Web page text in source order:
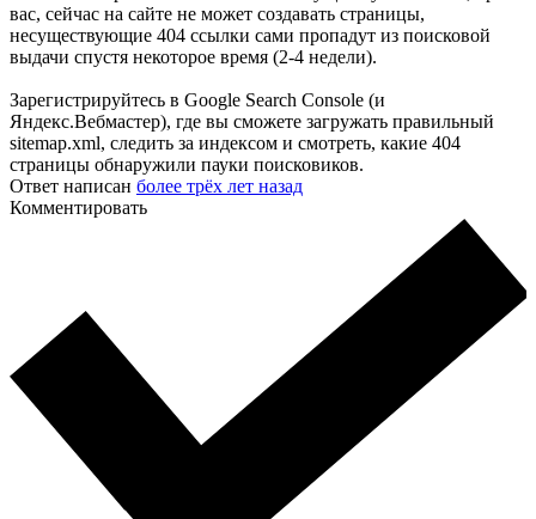
вас, сейчас на сайте не может создавать страницы,
несуществующие 404 ссылки сами пропадут из поисковой
выдачи спустя некоторое время (2-4 недели).
Зарегистрируйтесь в Google Search Console (и
Яндекс.Вебмастер), где вы сможете загружать правильный
sitemap.xml, следить за индексом и смотреть, какие 404
страницы обнаружили пауки поисковиков.
Ответ написан более трёх лет назад
Комментировать